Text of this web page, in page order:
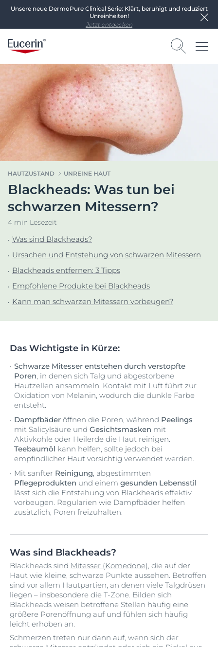
Unsere neue DermoPure Clinical Serie: Klärt, beruhigt und reduziert
Unreinheiten!
Jetzt entdecken
HAUTZUSTAND UNREINE HAUT
Blackheads: Was tun bei
schwarzen Mitessern?
4 min Lesezeit
Was sind Blackheads?
Ursachen und Entstehung von schwarzen Mitessern
Blackheads entfernen: 3 Tipps
Empfohlene Produkte bei Blackheads
Kann man schwarzen Mitessern vorbeugen?
Das Wichtigste in Kürze:
Schwarze Mitesser entstehen durch verstopfte
Poren, in denen sich Talg und abgestorbene
Hautzellen ansammeln. Kontakt mit Luft führt zur
Oxidation von Melanin, wodurch die dunkle Farbe
entsteht.
Dampfbäder öffnen die Poren, während Peelings
mit Salicylsäure und Gesichtsmasken mit
Aktivkohle oder Heilerde die Haut reinigen.
Teebaumöl kann helfen, sollte jedoch bei
empfindlicher Haut vorsichtig verwendet werden.
Mit sanfter Reinigung, abgestimmten
Pflegeprodukten und einem gesunden Lebensstil
lässt sich die Entstehung von Blackheads effektiv
vorbeugen. Regularien wie Dampfbäder helfen
zusätzlich, Poren freizuhalten.
Was sind Blackheads?
Blackheads sind Mitesser (Komedone), die auf der
Haut wie kleine, schwarze Punkte aussehen. Betroffen
sind vor allem Hautpartien, an denen viele Talgdrüsen
liegen – insbesondere die T-Zone. Bilden sich
Blackheads weisen betroffene Stellen häufig eine
größere Porenöffnung auf und fühlen sich häufig
leicht erhoben an.
Schmerzen treten nur dann auf, wenn sich der